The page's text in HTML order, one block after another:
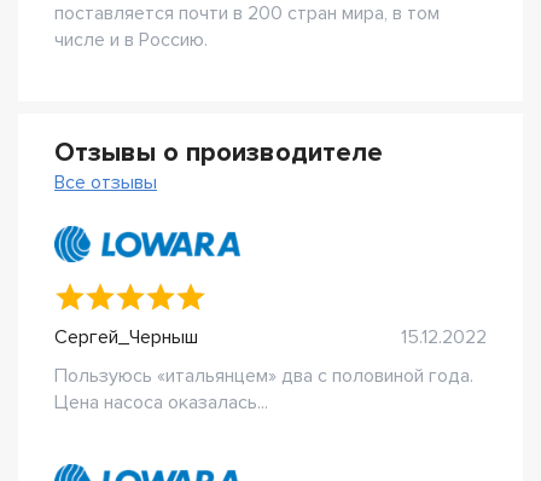
поставляется почти в 200 стран мира, в том
числе и в Россию.
Отзывы о производителе
Все отзывы
Сергей_Черныш
15.12.2022
Пользуюсь «итальянцем» два с половиной года.
Цена насоса оказалась...